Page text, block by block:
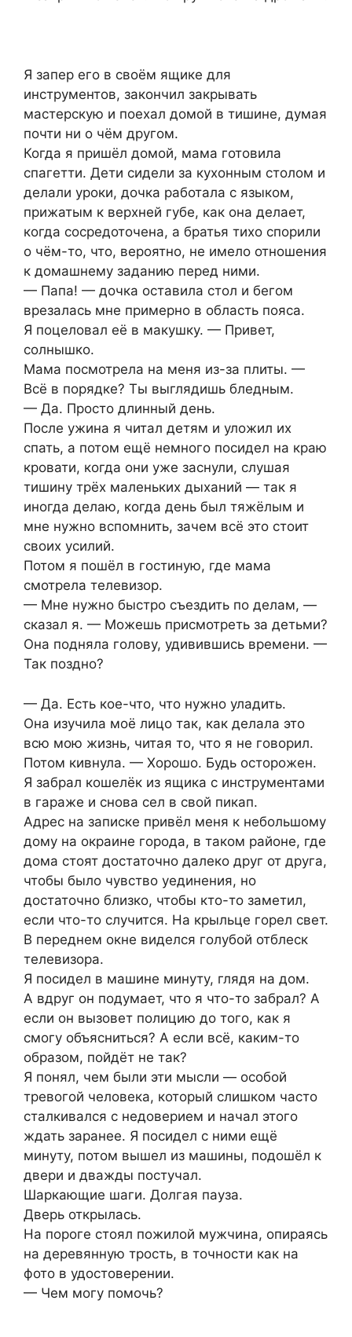
Я запер его в своём ящике для
инструментов, закончил закрывать
мастерскую и поехал домой в тишине, думая
почти ни о чём другом.
Когда я пришёл домой, мама готовила
спагетти. Дети сидели за кухонным столом и
делали уроки, дочка работала с языком,
прижатым к верхней губе, как она делает,
когда сосредоточена, а братья тихо спорили
о чём-то, что, вероятно, не имело отношения
к домашнему заданию перед ними.
— Папа! — дочка оставила стол и бегом
врезалась мне примерно в область пояса.
Я поцеловал её в макушку. — Привет,
солнышко.
Мама посмотрела на меня из-за плиты. —
Всё в порядке? Ты выглядишь бледным.
— Да. Просто длинный день.
После ужина я читал детям и уложил их
спать, а потом ещё немного посидел на краю
кровати, когда они уже заснули, слушая
тишину трёх маленьких дыханий — так я
иногда делаю, когда день был тяжёлым и
мне нужно вспомнить, зачем всё это стоит
своих усилий.
Потом я пошёл в гостиную, где мама
смотрела телевизор.
— Мне нужно быстро съездить по делам, —
сказал я. — Можешь присмотреть за детьми?
Она подняла голову, удивившись времени. —
Так поздно?
— Да. Есть кое-что, что нужно уладить.
Она изучила моё лицо так, как делала это
всю мою жизнь, читая то, что я не говорил.
Потом кивнула. — Хорошо. Будь осторожен.
Я забрал кошелёк из ящика с инструментами
в гараже и снова сел в свой пикап.
Адрес на записке привёл меня к небольшому
дому на окраине города, в таком районе, где
дома стоят достаточно далеко друг от друга,
чтобы было чувство уединения, но
достаточно близко, чтобы кто-то заметил,
если что-то случится. На крыльце горел свет.
В переднем окне виделся голубой отблеск
телевизора.
Я посидел в машине минуту, глядя на дом.
А вдруг он подумает, что я что-то забрал? А
если он вызовет полицию до того, как я
смогу объясниться? А если всё, каким-то
образом, пойдёт не так?
Я понял, чем были эти мысли — особой
тревогой человека, который слишком часто
сталкивался с недоверием и начал этого
ждать заранее. Я посидел с ними ещё
минуту, потом вышел из машины, подошёл к
двери и дважды постучал.
Шаркающие шаги. Долгая пауза.
Дверь открылась.
На пороге стоял пожилой мужчина, опираясь
на деревянную трость, в точности как на
фото в удостоверении.
— Чем могу помочь?